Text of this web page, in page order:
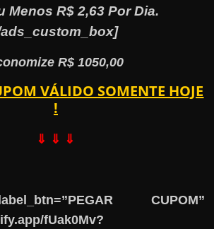
Menos R$ 2,63 Por Dia.
R$ 1050,00
VÁLIDO SOMENTE HOJE
!
⇓ ⇓ ⇓
CUPOM”
fUak0Mv?